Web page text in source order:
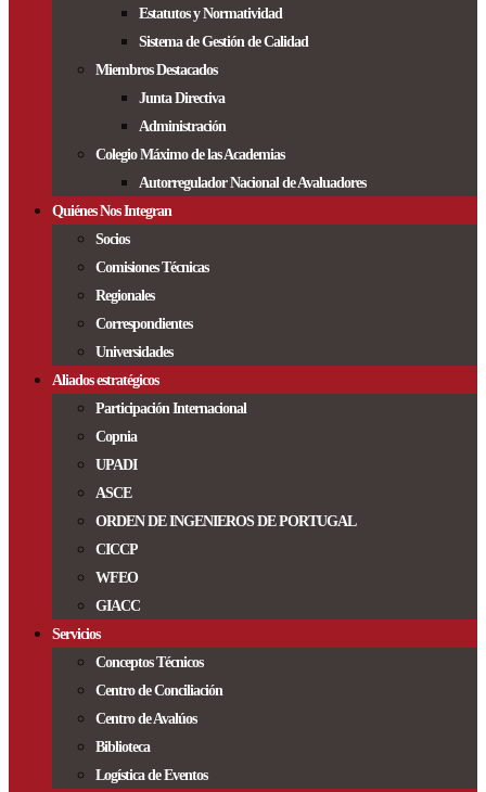
Estatutos y Normatividad
Sistema de Gestión de Calidad
Miembros Destacados
Junta Directiva
Administración
Colegio Máximo de las Academias
Autorregulador Nacional de Avaluadores
Quiénes Nos Integran
Socios
Comisiones Técnicas
Regionales
Correspondientes
Universidades
Aliados estratégicos
Participación Internacional
Copnia
UPADI
ASCE
ORDEN DE INGENIEROS DE PORTUGAL
CICCP
WFEO
GIACC
Servicios
Conceptos Técnicos
Centro de Conciliación
Centro de Avalúos
Biblioteca
Logística de Eventos